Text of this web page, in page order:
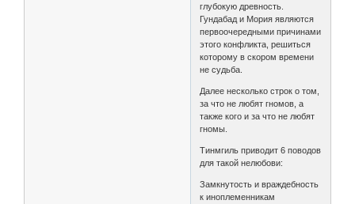
глубокую древность.
Гундабад и Мория являются
первоочередными причинами
этого конфликта, решиться
которому в скором времени
не судьба.
Далее несколько строк о том,
за что не любят гномов, а
также кого и за что не любят
гномы.
Тинмгиль приводит 6 поводов
для такой нелюбови:
Замкнутость и враждебность
к иноплеменникам